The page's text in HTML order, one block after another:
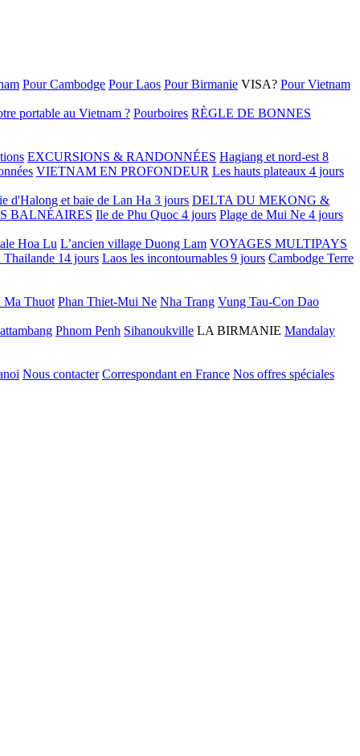
Pour Cambodge Pour Laos Pour Birmanie VISA? Pour Vietnam
portable au Vietnam ? Pourboires RÈGLE DE BONNES
EXCURSIONS & RANDONNÉES Hagiang et nord-est 8
VIETNAM EN PROFONDEUR Les hauts plateaux 4 jours
d'Halong et baie de Lan Ha 3 jours DELTA DU MEKONG &
BALNÉAIRES Ile de Phu Quoc 4 jours Plage de Mui Ne 4 jours
Hoa Lu L’ancien village Duong Lam VOYAGES MULTIPAYS
Thailande 14 jours Laos les incontournables 9 jours Cambodge Terre
Ma Thuot Phan Thiet-Mui Ne Nha Trang Vung Tau-Con Dao
Phnom Penh Sihanoukville LA BIRMANIE Mandalay
Nous contacter Correspondant en France Nos offres spéciales